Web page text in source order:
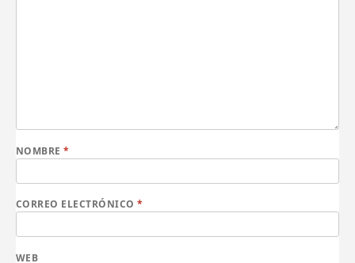
NOMBRE*
CORREO ELECTRÓNICO*
WEB